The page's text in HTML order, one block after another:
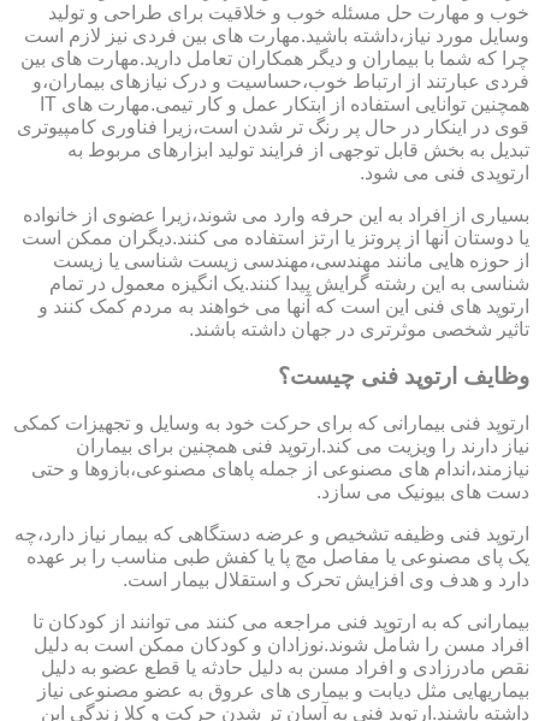
خوب و مهارت حل مسئله خوب و خلاقیت برای طراحی و تولید
وسایل مورد نیاز،داشته باشید.مهارت های بین فردی نیز لازم است
چرا که شما با بیماران و دیگر همکاران تعامل دارید.مهارت های بین
فردی عبارتند از ارتباط خوب،حساسیت و درک نیازهای بیماران،و
همچنین توانایی استفاده از ابتکار عمل و کار تیمی.مهارت های IT
قوی در اینکار در حال پر رنگ تر شدن است،زیرا فناوری کامپیوتری
تبدیل به بخش قابل توجهی از فرایند تولید ابزارهای مربوط به
ارتوپدی فنی می شود.
بسیاری از افراد به این حرفه وارد می شوند،زیرا عضوی از خانواده
یا دوستان آنها از پروتز یا ارتز استفاده می کنند.دیگران ممکن است
از حوزه هایی مانند مهندسی،مهندسی زیست شناسی یا زیست
شناسی به این رشته گرایش پیدا کنند.یک انگیزه معمول در تمام
ارتوپد های فنی این است که آنها می خواهند به مردم کمک کنند و
تاثیر شخصی موثرتری در جهان داشته باشند.
وظایف ارتوپد فنی چیست؟
ارتوپد فنی بیمارانی که برای حرکت خود به وسایل و تجهیزات کمکی
نیاز دارند را ویزیت می کند.ارتوپد فنی همچنین برای بیماران
نیازمند،اندام های مصنوعی از جمله پاهای مصنوعی،بازوها و حتی
دست های بیونیک می سازد.
ارتوپد فنی وظیفه تشخیص و عرضه دستگاهی که بیمار نیاز دارد،چه
یک پای مصنوعی یا مفاصل مچ پا یا کفش طبی مناسب را بر عهده
دارد و هدف وی افزایش تحرک و استقلال بیمار است.
بیمارانی که به ارتوپد فنی مراجعه می کنند می توانند از کودکان تا
افراد مسن را شامل شوند.نوزادان و کودکان ممکن است به دلیل
نقص مادرزادی و افراد مسن به دلیل حادثه یا قطع عضو به دلیل
بیماریهایی مثل دیابت و بیماری های عروق به عضو مصنوعی نیاز
داشته باشند.ارتوپد فنی به آسان تر شدن حرکت و کلا زندگی این